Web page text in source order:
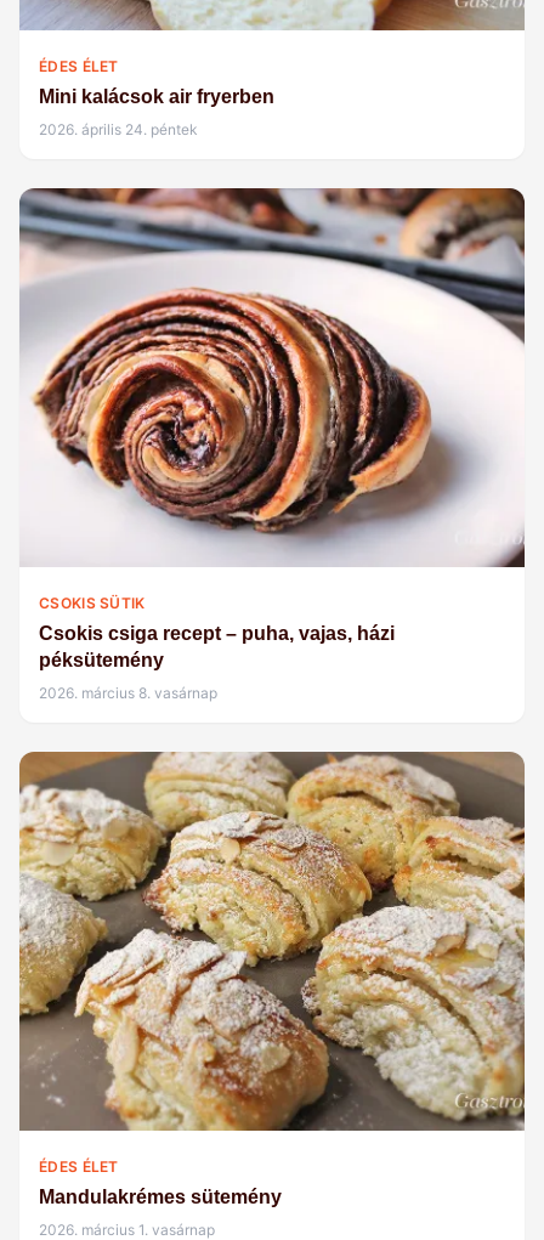
ÉDES ÉLET
Mini kalácsok air fryerben
2026. április 24. péntek
CSOKIS SÜTIK
Csokis csiga recept – puha, vajas, házi
péksütemény
2026. március 8. vasárnap
ÉDES ÉLET
Mandulakrémes sütemény
2026. március 1. vasárnap